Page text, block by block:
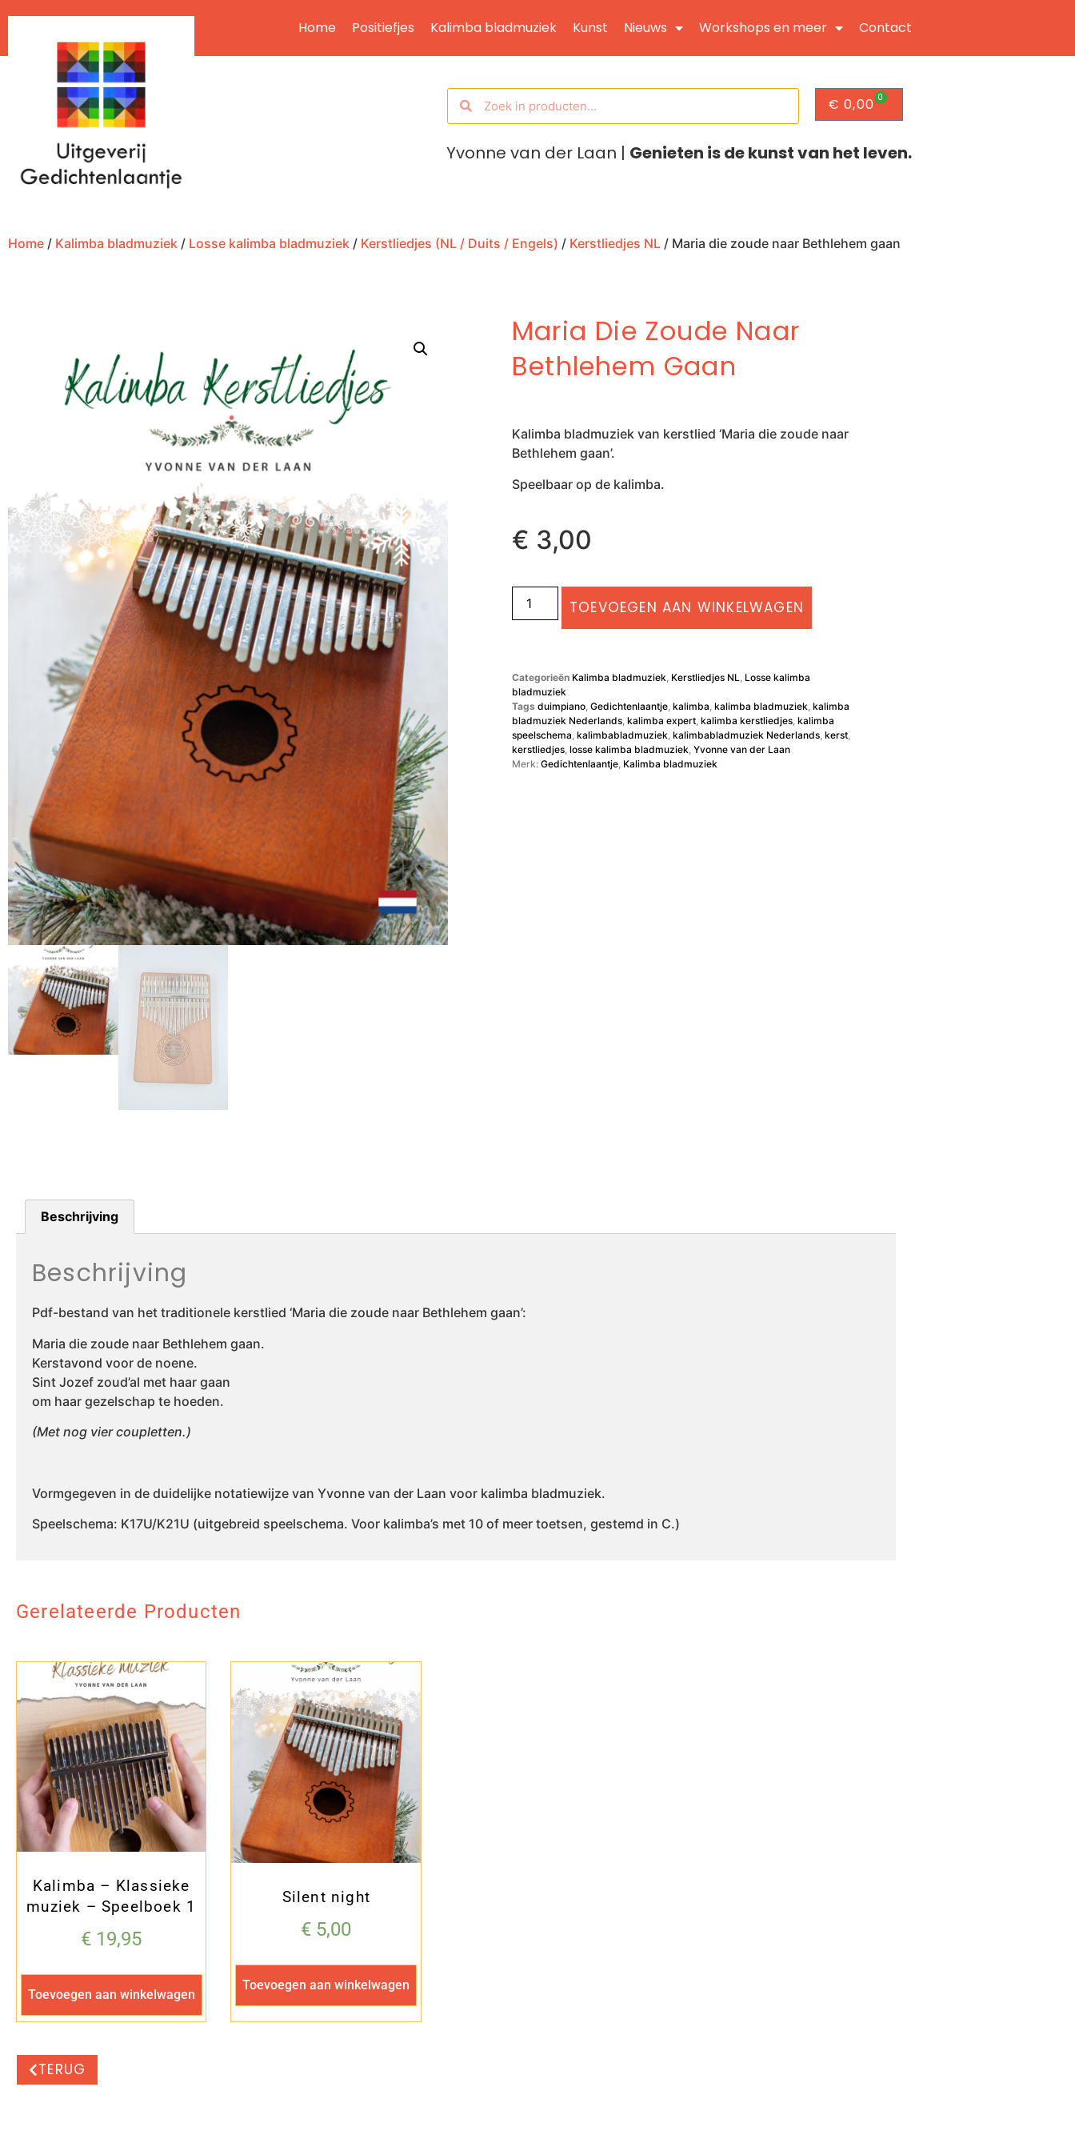
Home Positiefjes Kalimba bladmuziek Kunst Nieuws Workshops en meer Contact
€ 0,00 0
Yvonne van der Laan | Genieten is de kunst van het leven.
Home / Kalimba bladmuziek / Losse kalimba bladmuziek / Kerstliedjes (NL / Duits / Engels) / Kerstliedjes NL / Maria die zoude naar Bethlehem gaan
Maria Die Zoude Naar
Bethlehem Gaan
Kalimba bladmuziek van kerstlied ‘Maria die zoude naar
Bethlehem gaan’.
Speelbaar op de kalimba.
€ 3,00
TOEVOEGEN AAN WINKELWAGEN
Categorieën Kalimba bladmuziek, Kerstliedjes NL, Losse kalimba
bladmuziek
Tags duimpiano, Gedichtenlaantje, kalimba, kalimba bladmuziek, kalimba
bladmuziek Nederlands, kalimba expert, kalimba kerstliedjes, kalimba
speelschema, kalimbabladmuziek, kalimbabladmuziek Nederlands, kerst,
kerstliedjes, losse kalimba bladmuziek, Yvonne van der Laan
Merk: Gedichtenlaantje, Kalimba bladmuziek
Beschrijving
Beschrijving
Pdf-bestand van het traditionele kerstlied ‘Maria die zoude naar Bethlehem gaan’:
Maria die zoude naar Bethlehem gaan.
Kerstavond voor de noene.
Sint Jozef zoud’al met haar gaan
om haar gezelschap te hoeden.
(Met nog vier coupletten.)
Vormgegeven in de duidelijke notatiewijze van Yvonne van der Laan voor kalimba bladmuziek.
Speelschema: K17U/K21U (uitgebreid speelschema. Voor kalimba’s met 10 of meer toetsen, gestemd in C.)
Gerelateerde Producten
Kalimba – Klassieke
muziek – Speelboek 1
€ 19,95
Toevoegen aan winkelwagen
Silent night
€ 5,00
Toevoegen aan winkelwagen
TERUG